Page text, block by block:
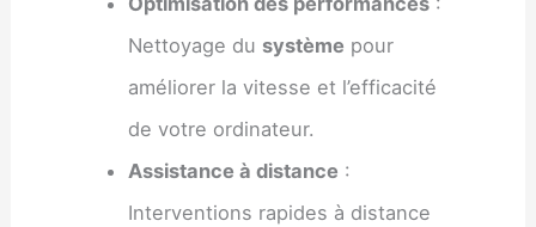
Nettoyage du système pour
améliorer la vitesse et l’efficacité
de votre ordinateur.
Assistance à distance :
Interventions rapides à distance